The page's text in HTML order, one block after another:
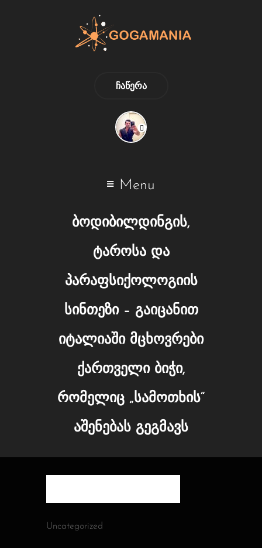
ᲩᲐᲬᲔᲠᲐ
Menu
ბოდიბილდინგის,
ტაროსა და
პარაფსიქოლოგიის
სინთეზი – გაიცანით
იტალიაში მცხოვრები
ქართველი ბიჭი,
რომელიც „სამოთხის“
აშენებას გეგმავს
Uncategorized